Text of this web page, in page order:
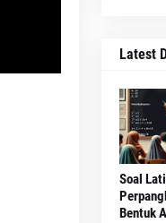
Latest
Soal
Bentuk